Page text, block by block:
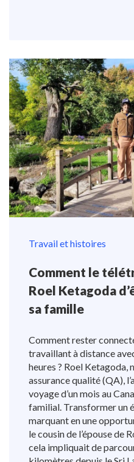
Travail et histoires
Comment le
Roel Ketagoda
sa famille
Comment rester
travaillant à distance
heures ? Roel Ketagoda,
assurance qualité (QA),
voyage d’un mois au
familial. Transformer un
marquant en une
le cousin de l’épouse de
cela impliquait de